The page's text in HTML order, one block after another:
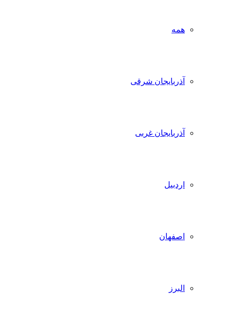
همه
آذربایجان شرقی
آذربایجان غربی
اردبیل
اصفهان
البرز